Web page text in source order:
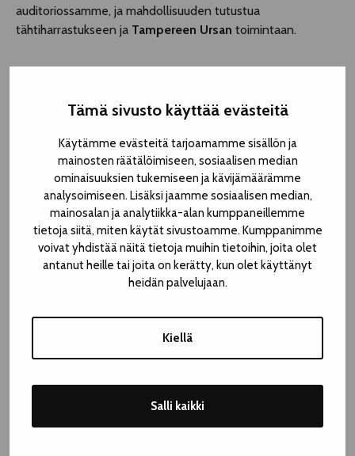
Tämä sivusto käyttää evästeitä
Käytämme evästeitä tarjoamamme sisällön ja
mainosten räätälöimiseen, sosiaalisen median
ominaisuuksien tukemiseen ja kävijämäärämme
analysoimiseen. Lisäksi jaamme sosiaalisen median,
mainosalan ja analytiikka-alan kumppaneillemme
tietoja siitä, miten käytät sivustoamme. Kumppanimme
voivat yhdistää näitä tietoja muihin tietoihin, joita olet
antanut heille tai joita on kerätty, kun olet käyttänyt
heidän palvelujaan.
Kiellä
Salli kaikki
auditoriossamme, ja mahdollisuuden tutustua
tähtiharrastukseen ja Tampereen Ursan toimintaan.